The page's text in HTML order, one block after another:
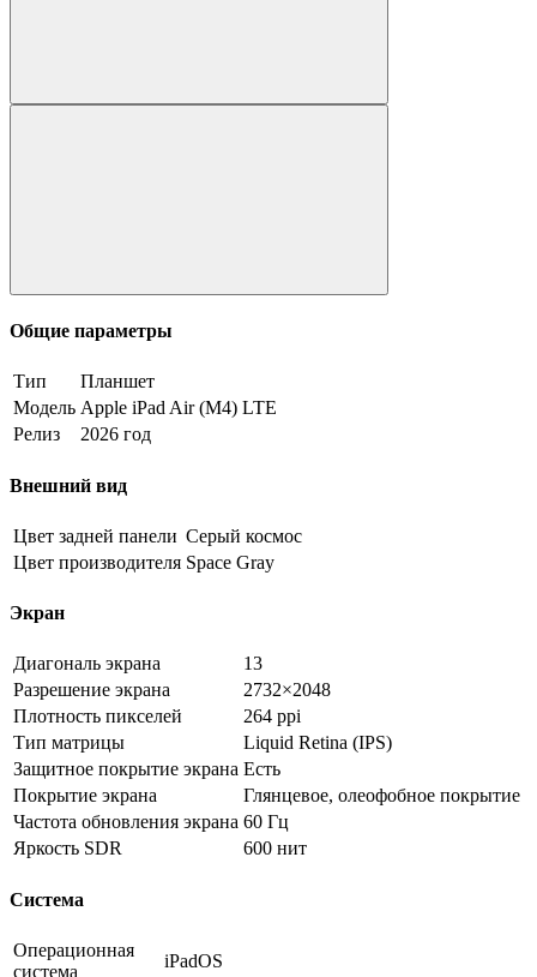
Общие параметры
Тип
Планшет
Модель Apple iPad Air (M4) LTE
Релиз
2026 год
Внешний вид
Цвет задней панели Серый космос
Цвет производителя Space Gray
Экран
Диагональ экрана
13
Разрешение экрана
2732×2048
Плотность пикселей
264 ppi
Тип матрицы
Liquid Retina (IPS)
Защитное покрытие экрана Есть
Покрытие экрана
Глянцевое, олеофобное покрытие
Частота обновления экрана 60 Гц
Яркость SDR
600 нит
Система
Операционная
система
iPadOS